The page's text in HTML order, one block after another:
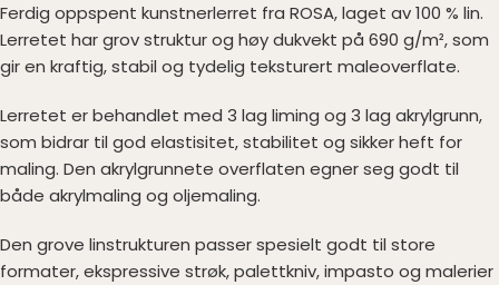
Ferdig oppspent kunstnerlerret fra ROSA, laget av 100 % lin.
Lerretet har grov struktur og høy dukvekt på 690 g/m², som
gir en kraftig, stabil og tydelig teksturert maleoverflate.
Lerretet er behandlet med 3 lag liming og 3 lag akrylgrunn,
som bidrar til god elastisitet, stabilitet og sikker heft for
maling. Den akrylgrunnete overflaten egner seg godt til
både akrylmaling og oljemaling.
Den grove linstrukturen passer spesielt godt til store
formater, ekspressive strøk, palettkniv, impasto og malerier